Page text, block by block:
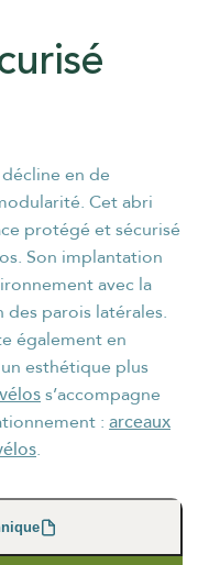
décline en de
Cet abri
protégé et sécurisé
Son implantation
avec la
parois latérales.
également en
esthétique plus
s’accompagne
: arceaux
.
les